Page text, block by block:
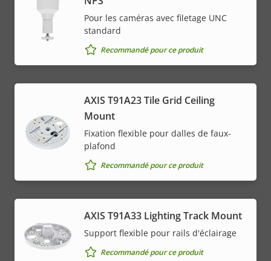
Pour les caméras avec filetage UNC
standard
Recommandé pour ce produit
AXIS T91A23 Tile Grid Ceiling
Mount
Fixation flexible pour dalles de faux-
plafond
Recommandé pour ce produit
AXIS T91A33 Lighting Track Mount
Support flexible pour rails d'éclairage
Recommandé pour ce produit